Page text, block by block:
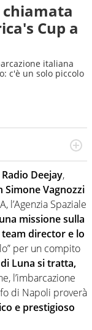
chiamata
Cup a
italiana
c'è un solo piccolo
del calcio in
Non si perde
del mondo delle
Deejay,
Simone Vagnozzi
l’Agenzia Spaziale
missione sulla
team director e lo
per un compito
Luna si tratta,
l’imbarcazione
di Napoli proverà
e prestigioso